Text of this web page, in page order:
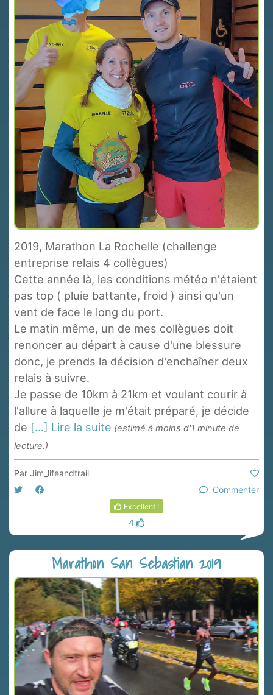
2019, Marathon La Rochelle (challenge
entreprise relais 4 collègues)
Cette année là, les conditions météo n'étaient
pas top ( pluie battante, froid ) ainsi qu'un
vent de face le long du port.
Le matin même, un de mes collègues doit
renoncer au départ à cause d'une blessure
donc, je prends la décision d'enchaîner deux
relais à suivre.
Je passe de 10km à 21km et voulant courir à
l'allure à laquelle je m'était préparé, je décide
de [...] Lire la suite (estimé à moins d'1 minute de
lecture.)
Par Jim_lifeandtrail
Commenter
Excellent !
4
Marathon San Sebastian 2019